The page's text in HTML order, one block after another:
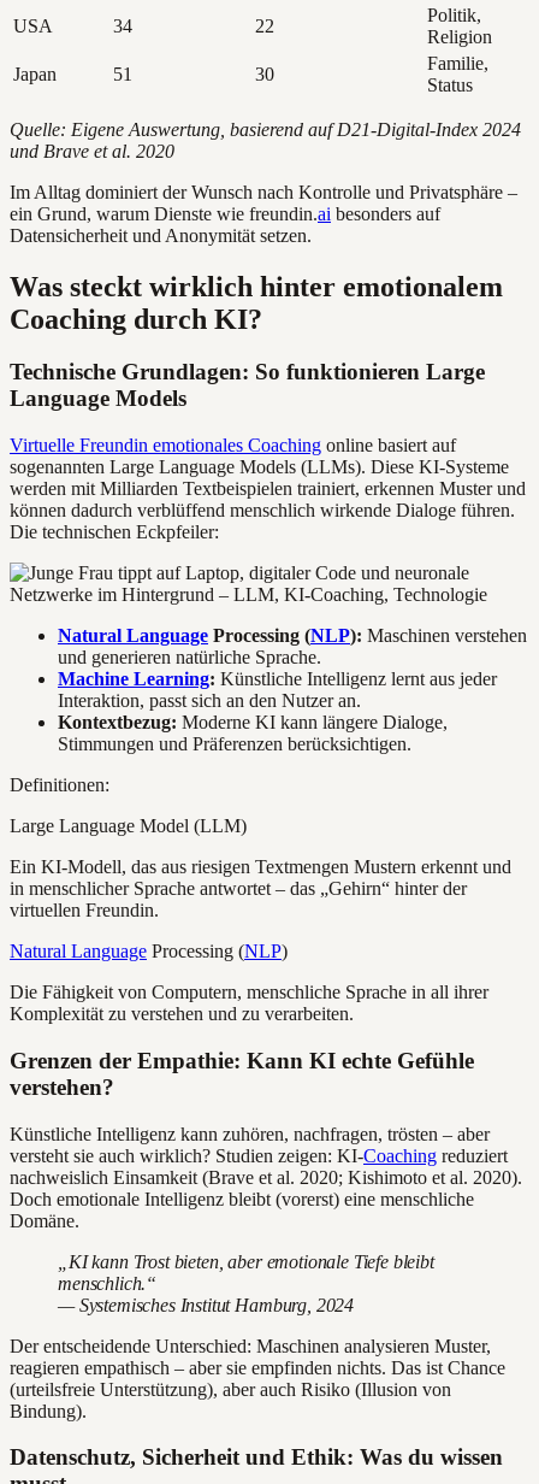
USA
34 22
Politik,
Religion
Japan
51 30
Familie,
Status
Quelle: Eigene Auswertung, basierend auf D21-Digital-Index 2024
und Brave et al. 2020
Im Alltag dominiert der Wunsch nach Kontrolle und Privatsphäre –
ein Grund, warum Dienste wie freundin.ai besonders auf
Datensicherheit und Anonymität setzen.
Was steckt wirklich hinter emotionalem
Coaching durch KI?
Technische Grundlagen: So funktionieren Large
Language Models
Virtuelle Freundin emotionales Coaching online basiert auf
sogenannten Large Language Models (LLMs). Diese KI-Systeme
werden mit Milliarden Textbeispielen trainiert, erkennen Muster und
können dadurch verblüffend menschlich wirkende Dialoge führen.
Die technischen Eckpfeiler:
Natural Language Processing (NLP): Maschinen verstehen
und generieren natürliche Sprache.
Machine Learning: Künstliche Intelligenz lernt aus jeder
Interaktion, passt sich an den Nutzer an.
Kontextbezug: Moderne KI kann längere Dialoge,
Stimmungen und Präferenzen berücksichtigen.
Definitionen:
Large Language Model (LLM)
Ein KI-Modell, das aus riesigen Textmengen Mustern erkennt und
in menschlicher Sprache antwortet – das „Gehirn“ hinter der
virtuellen Freundin.
Natural Language Processing (NLP)
Die Fähigkeit von Computern, menschliche Sprache in all ihrer
Komplexität zu verstehen und zu verarbeiten.
Grenzen der Empathie: Kann KI echte Gefühle
verstehen?
Künstliche Intelligenz kann zuhören, nachfragen, trösten – aber
versteht sie auch wirklich? Studien zeigen: KI-Coaching reduziert
nachweislich Einsamkeit (Brave et al. 2020; Kishimoto et al. 2020).
Doch emotionale Intelligenz bleibt (vorerst) eine menschliche
Domäne.
„KI kann Trost bieten, aber emotionale Tiefe bleibt
menschlich.“
— Systemisches Institut Hamburg, 2024
Der entscheidende Unterschied: Maschinen analysieren Muster,
reagieren empathisch – aber sie empfinden nichts. Das ist Chance
(urteilsfreie Unterstützung), aber auch Risiko (Illusion von
Bindung).
Datenschutz, Sicherheit und Ethik: Was du wissen